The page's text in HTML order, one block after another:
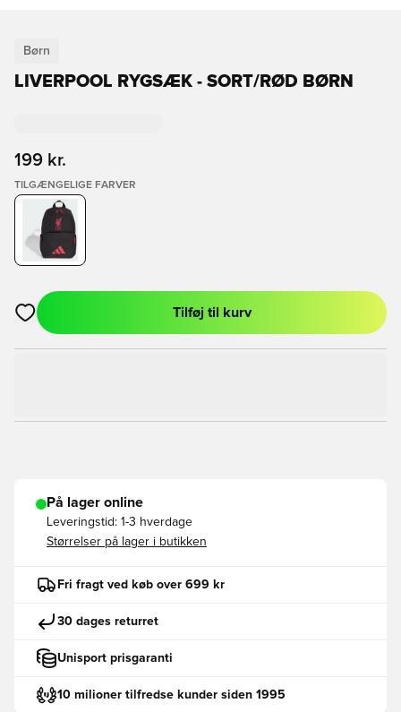
Børn
LIVERPOOL RYGSÆK - SORT/RØD BØRN
199 kr.
TILGÆNGELIGE FARVER
Åbner en Modal til at logge ind eller tilmelde dig som medlem
Tilføj til kurv
På lager online
Leveringstid: 1-3 hverdage
Størrelser på lager i butikken
Fri fragt ved køb over 699 kr
30 dages returret
Unisport prisgaranti
10 milioner tilfredse kunder siden 1995